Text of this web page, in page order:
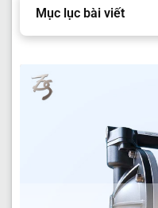
Mục lục bài viết